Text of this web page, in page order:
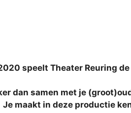
speelt Theater Reuring
dan samen met je
maakt in deze productie